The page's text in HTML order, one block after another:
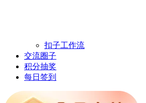
扣子工作流
交流圈子
积分抽奖
每日签到